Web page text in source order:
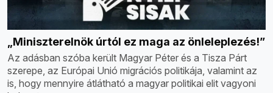
„Miniszterelnök úrtól ez maga az önleleplezés!”
Az adásban szóba került Magyar Péter és a Tisza Párt
szerepe, az Európai Unió migrációs politikája, valamint az
is, hogy mennyire átlátható a magyar politikai elit vagyoni